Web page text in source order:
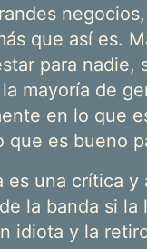
que así es.
para nadie,
mayoría de
en lo que
que es bueno
es una crítica
la banda si
idiota y la